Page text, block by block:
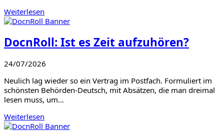
Weiterlesen
DocnRoll: Ist es Zeit aufzuhören?
24/07/2026
Neulich lag wieder so ein Vertrag im Postfach. Formuliert im
schönsten Behörden-Deutsch, mit Absätzen, die man dreimal
lesen muss, um…
Weiterlesen